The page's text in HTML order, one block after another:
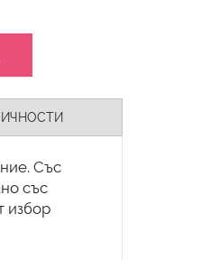
Със
със
избор